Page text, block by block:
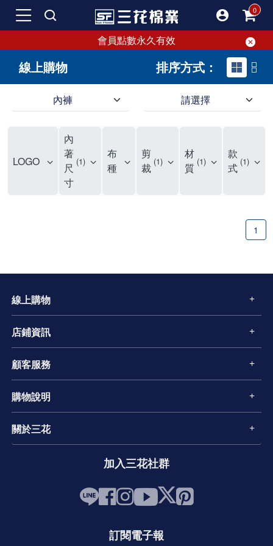
會員點數永久有效
線上購物 排序方式：
內褲 請選擇
LOGO
內
著
尺
寸
1
布
種
剪
裁 1
材
質 1
款
式 1
1
線上購物
店鋪資訊
顧客服務
購物說明
關於三花
加入三花社群
訂閱電子報